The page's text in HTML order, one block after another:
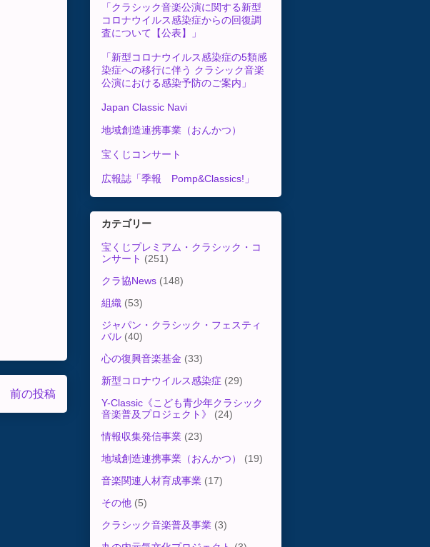
前の投稿
「クラシック音楽公演に関する新型
コロナウイルス感染症からの回復調
査について【公表】」
「新型コロナウイルス感染症の5類感
染症への移行に伴う クラシック音楽
公演における感染予防のご案内」
Japan Classic Navi
地域創造連携事業（おんかつ）
宝くじコンサート
広報誌「季報 Pomp&Classics!」
カテゴリー
宝くじプレミアム・クラシック・コ
ンサート (251)
クラ協News (148)
組織 (53)
ジャパン・クラシック・フェスティ
バル (40)
心の復興音楽基金 (33)
新型コロナウイルス感染症 (29)
Y-Classic《こども青少年クラシック
音楽普及プロジェクト》
(24)
情報収集発信事業 (23)
地域創造連携事業（おんかつ）
(19)
音楽関連人材育成事業 (17)
その他 (5)
クラシック音楽普及事業 (3)